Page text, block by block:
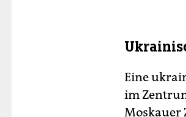
Eine
im
Moskauer